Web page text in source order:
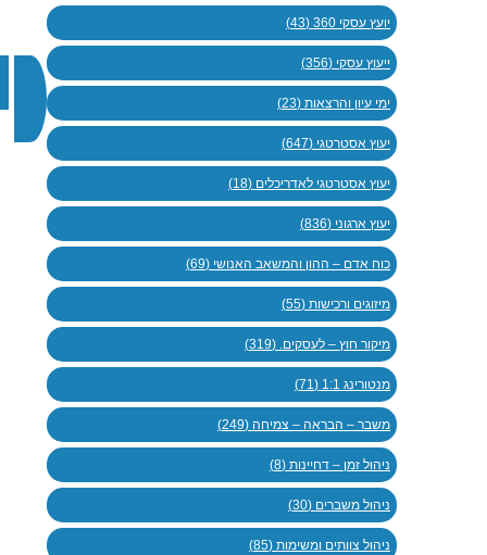
יועץ עסקי 360 (43)
ייעוץ עסקי (356)
ימי עיון והרצאות (23)
יעוץ אסטרטגי (647)
יעוץ אסטרטגי לאדריכלים (18)
יעוץ ארגוני (836)
כוח אדם – ההון והמשאב האנושי (69)
מיזוגים ורכישות (55)
מיקור חוץ – לעסקים. (319)
מנטורינג 1:1 (71)
משבר – הבראה – צמיחה (249)
ניהול זמן – דחיינות (8)
ניהול משברים (30)
ניהול צוותים ומשימות (85)